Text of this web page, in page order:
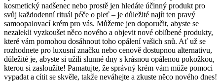
kosmetický nadšenec nebo prostě jen hledáte účinný produkt pro
svůj každodenní rituál péče o pleť – je důležité najít ten pravý
samoopalovací krém pro vás. Můžeme jen doporučit, abyste se
nezalekli vyzkoušet něco nového a objevit nové oblíbené produkty,
které vám pomohou dosáhnout toho opálení vašich snů. Ať už se
rozhodnete pro luxusní značku nebo cenově dostupnou alternativu,
důležité je, abyste si užili slunné dny s krásnou opálenou pokožkou,
kterou si zasloužíte! Pamatujte, že správný krém vám může pomoci
vypadat a cítit se skvěle, takže neváhejte a zkuste něco nového dnes!